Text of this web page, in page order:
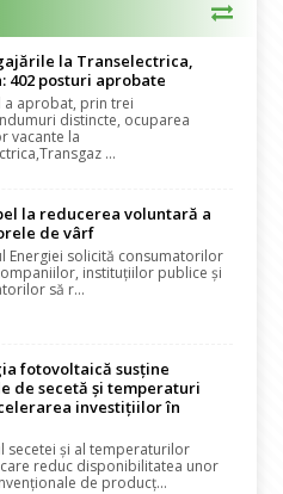
la Transelectrica,
402 posturi aprobate
a aprobat, prin trei
distincte, ocuparea
vacante la
...
la reducerea voluntară a
de vârf
Energiei solicită consumatorilor
instituțiilor publice și
să r...
fotovoltaică susține
de secetă și temperaturi
investițiilor în
secetei și al temperaturilor
reduc disponibilitatea unor
de producț...